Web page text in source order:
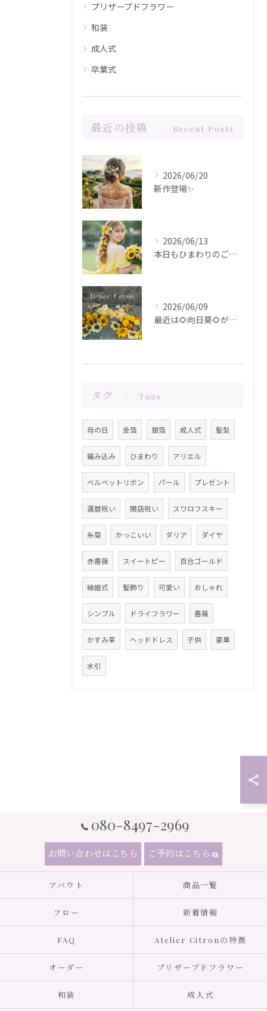
プリザーブドフラワー
和装
成人式
卒業式
最近の投稿 Recent Posts
2026/06/20
新作登場✨️
2026/06/13
本日もひまわりのご注文ありがとうございます✨️
2026/06/09
最近は🌻向日葵🌻が人気です！在庫が少なくなってきました！お問...
タグ Tags
母の日 金箔 銀箔 成人式 髪型
編み込み ひまわり アリエル
ベルベットリボン パール プレゼント
還暦祝い 開店祝い スワロフスキー
糸菊 かっこいい ダリア ダイヤ
赤薔薇 スイートピー 百合ゴールド
結婚式 髪飾り 可愛い おしゃれ
シンプル ドライフラワー 薔薇
かすみ草 ヘッドドレス 子供 豪華
水引
080-8497-2969
お問い合わせはこちら ご予約はこちら
アバウト 商品一覧
フロー 新着情報
FAQ Atelier Citronの特徴
オーダー プリザーブドフラワー
和装 成人式